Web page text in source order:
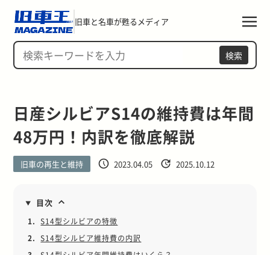
旧車と名車が甦るメディア
検索
日産シルビアS14の維持費は年間
48万円！内訳を徹底解説
旧車の再生と維持 2023.04.05 2025.10.12
目次
1.
S14型シルビアの特徴
2.
S14型シルビア維持費の内訳